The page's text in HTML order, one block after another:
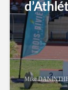
Mike